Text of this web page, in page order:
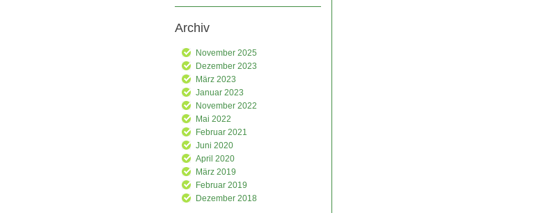
Archiv
November 2025
Dezember 2023
März 2023
Januar 2023
November 2022
Mai 2022
Februar 2021
Juni 2020
April 2020
März 2019
Februar 2019
Dezember 2018